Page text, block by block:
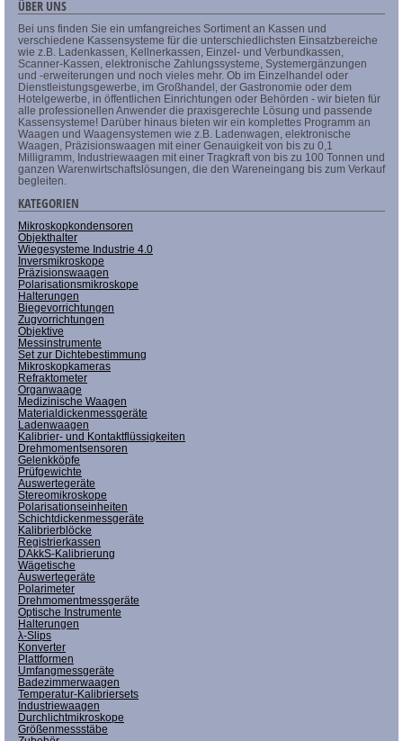
ÜBER UNS
Bei uns finden Sie ein umfangreiches Sortiment an Kassen und
verschiedene Kassensysteme für die unterschiedlichsten Einsatzbereiche
wie z.B. Ladenkassen, Kellnerkassen, Einzel- und Verbundkassen,
Scanner-Kassen, elektronische Zahlungssysteme, Systemergänzungen
und -erweiterungen und noch vieles mehr. Ob im Einzelhandel oder
Dienstleistungsgewerbe, im Großhandel, der Gastronomie oder dem
Hotelgewerbe, in öffentlichen Einrichtungen oder Behörden - wir bieten für
alle professionellen Anwender die praxisgerechte Lösung und passende
Kassensysteme! Darüber hinaus bieten wir ein komplettes Programm an
Waagen und Waagensystemen wie z.B. Ladenwagen, elektronische
Waagen, Präzisionswaagen mit einer Genauigkeit von bis zu 0,1
Milligramm, Industriewaagen mit einer Tragkraft von bis zu 100 Tonnen und
ganzen Warenwirtschaftslösungen, die den Wareneingang bis zum Verkauf
begleiten.
KATEGORIEN
Mikroskopkondensoren
Objekthalter
Wiegesysteme Industrie 4.0
Inversmikroskope
Präzisionswaagen
Polarisationsmikroskope
Halterungen
Biegevorrichtungen
Zugvorrichtungen
Objektive
Messinstrumente
Set zur Dichtebestimmung
Mikroskopkameras
Refraktometer
Organwaage
Medizinische Waagen
Materialdickenmessgeräte
Ladenwaagen
Kalibrier- und Kontaktflüssigkeiten
Drehmomentsensoren
Gelenkköpfe
Prüfgewichte
Auswertegeräte
Stereomikroskope
Polarisationseinheiten
Schichtdickenmessgeräte
Kalibrierblöcke
Registrierkassen
DAkkS-Kalibrierung
Wägetische
Auswertegeräte
Polarimeter
Drehmomentmessgeräte
Optische Instrumente
Halterungen
λ-Slips
Konverter
Plattformen
Umfangmessgeräte
Badezimmerwaagen
Temperatur-Kalibriersets
Industriewaagen
Durchlichtmikroskope
Größenmessstäbe